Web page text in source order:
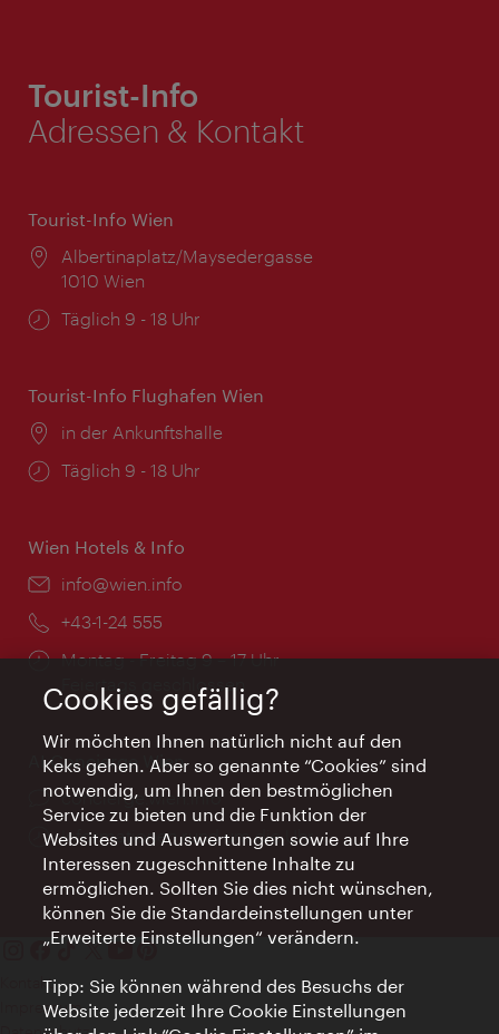
Tourist-Info
Adressen & Kontakt
Tourist-Info Wien
Ort:
Albertinaplatz/Maysedergasse
1010 Wien
Öffnungszeiten:
Täglich 9 - 18 Uhr
Tourist-Info Flughafen Wien
Ort:
in der Ankunftshalle
Öffnungszeiten:
Täglich 9 - 18 Uhr
Wien Hotels & Info
Email:
info@wien.info
Telefon:
+43-1-24 555
Öffnungszeiten:
Montag - Freitag 9 – 17 Uhr
Feiertags geschlossen
AI Concierge Wien
Ort:
concierge.wien.info
Öffnungszeiten:
Informationen rund um die Uhr
Kontakt
Impressum
Cookies gefällig?
Wir möchten Ihnen natürlich nicht auf den
Keks gehen. Aber so genannte “Cookies” sind
notwendig, um Ihnen den bestmöglichen
Service zu bieten und die Funktion der
Websites und Auswertungen sowie auf Ihre
Interessen zugeschnittene Inhalte zu
ermöglichen. Sollten Sie dies nicht wünschen,
können Sie die Standardeinstellungen unter
„Erweiterte Einstellungen“ verändern.
Tipp: Sie können während des Besuchs der
Website jederzeit Ihre Cookie Einstellungen